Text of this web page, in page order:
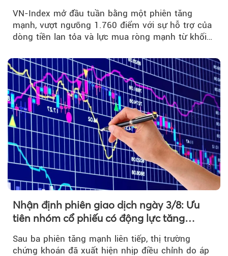
VN-Index mở đầu tuần bằng một phiên tăng
mạnh, vượt ngưỡng 1.760 điểm với sự hỗ trợ của
dòng tiền lan tỏa và lực mua ròng mạnh từ khối
Nhận định phiên giao dịch ngày 3/8: Ưu
tiên nhóm cổ phiếu có động lực tăng
Sau ba phiên tăng mạnh liên tiếp, thị trường
chứng khoán đã xuất hiện nhịp điều chỉnh do áp